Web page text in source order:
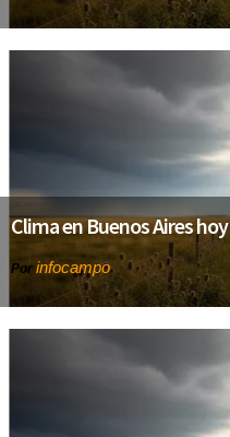
Clima en Buenos Aires
Por infocampo